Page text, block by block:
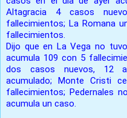
Altagracia 4 casos
fallecimientos; La Romana
fallecimientos.
Dijo que en La Vega no
acumula 109 con 5
dos casos nuevos, 12
acumulado; Monte Cristi
fallecimientos; Pedernales
acumula un caso.